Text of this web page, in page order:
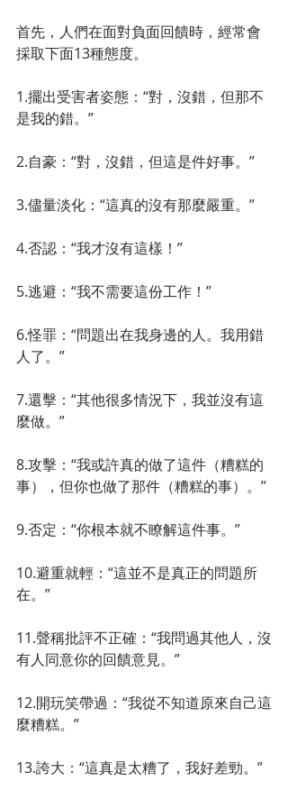
首先，人們在面對負面回饋時，經常會
採取下面13種態度。
1.擺出受害者姿態：“對，沒錯，但那不
是我的錯。”
2.自豪：“對，沒錯，但這是件好事。”
3.儘量淡化：“這真的沒有那麼嚴重。”
4.否認：“我才沒有這樣！”
5.逃避：“我不需要這份工作！”
6.怪罪：“問題出在我身邊的人。我用錯
人了。”
7.還擊：“其他很多情況下，我並沒有這
麼做。”
8.攻擊：“我或許真的做了這件（糟糕的
事），但你也做了那件（糟糕的事）。”
9.否定：“你根本就不瞭解這件事。”
10.避重就輕：“這並不是真正的問題所
在。”
11.聲稱批評不正確：“我問過其他人，沒
有人同意你的回饋意見。”
12.開玩笑帶過：“我從不知道原來自己這
麼糟糕。”
13.誇大：“這真是太糟了，我好差勁。”